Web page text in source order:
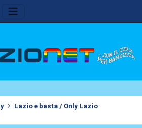
Lazio e basta / Only Lazio